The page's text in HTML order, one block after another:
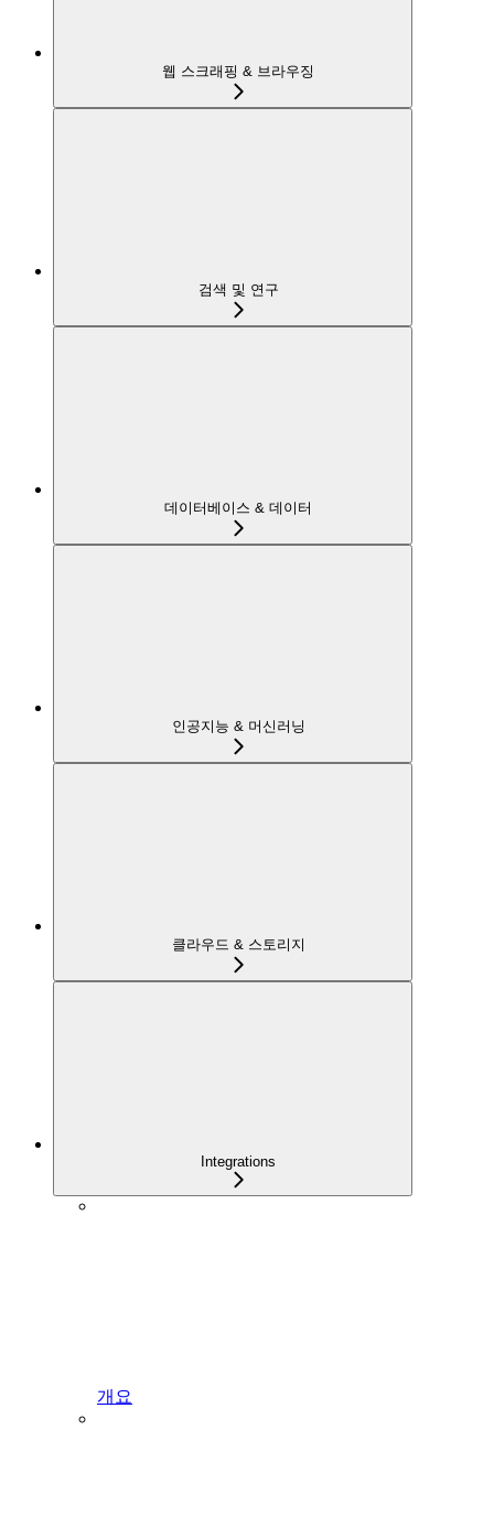
웹 스크래핑 & 브라우징
검색 및 연구
데이터베이스 & 데이터
인공지능 & 머신러닝
클라우드 & 스토리지
Integrations
개요